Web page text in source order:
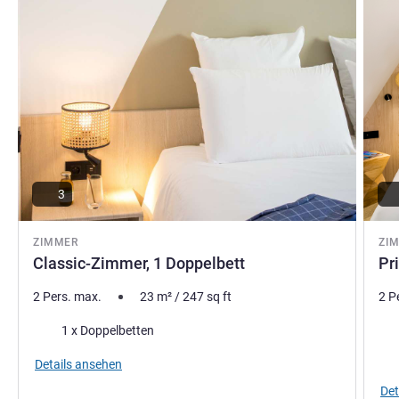
ZIMMER
Classic-Zimmer, 1 Doppelbett
3
2 Pers. max. 23 m²/247sq ft
Bettwäsche
1 x Doppelbetten
Details ansehen
2